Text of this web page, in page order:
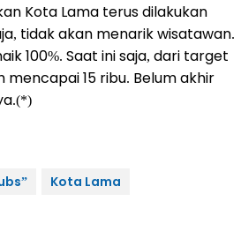
Kota Lama terus dilakukan
tidak akan menarik wisatawan.
100%. Saat ini saja, dari target
mencapai 15 ribu. Belum akhir
Kota Lama